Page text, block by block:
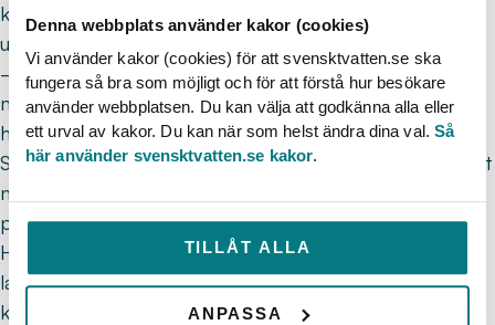
Denna webbplats använder kakor (cookies)
Vi använder kakor (cookies) för att svensktvatten.se ska
fungera så bra som möjligt och för att förstå hur besökare
använder webbplatsen. Du kan välja att godkänna alla eller
ett urval av kakor. Du kan när som helst ändra dina val.Så
här använder svensktvatten.se kakor.
TILLÅT ALLA
ANPASSA
koalitioner ska bildas och vem som får vilka poster i
utskott samt arbetsgrupper.
– Tidigare har man sökt samarbete inom den breda
mitten, men nu behöver EPP ta hänsyn till att
högersidan vunnit mark, förklarar Pär Dalhielm, vd på
Svenskt Vatten. Det innebär att vi kan se ett förändrat
narrativ framåt, där framdriften i den Gröna given
påverkas och andra frågor får större svängrum.
Högst troligt kommer vi se en långsammare
lagstiftningstakt rent generellt och mer specifikt
kopplat till Gröna given. Framdriften kommer helt